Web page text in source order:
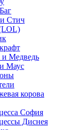
Стич
Медведь
Маус
корова
София
Диснея